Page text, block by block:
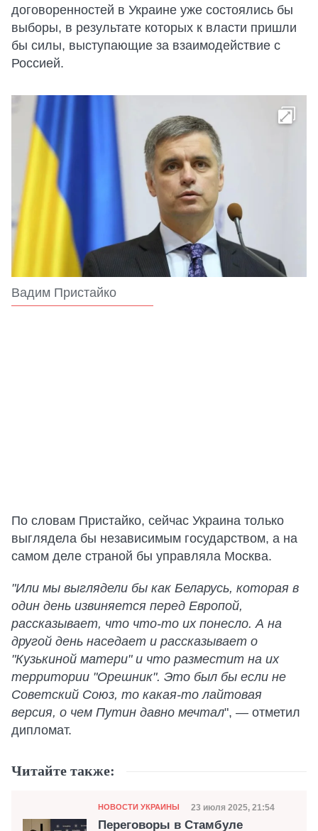
договоренностей в Украине уже состоялись бы
выборы, в результате которых к власти пришли
бы силы, выступающие за взаимодействие с
Россией.
Вадим Пристайко
По словам Пристайко, сейчас Украина только
выглядела бы независимым государством, а на
самом деле страной бы управляла Москва.
"Или мы выглядели бы как Беларусь, которая в
один день извиняется перед Европой,
рассказывает, что что-то их понесло. А на
другой день наседает и рассказывает о
"Кузькиной матери" и что разместит на их
территории "Орешник". Это был бы если не
Советский Союз, то какая-то лайтовая
версия, о чем Путин давно мечтал", — отметил
дипломат.
Читайте также:
Категория
НОВОСТИ УКРАИНЫ Дата публикации
23 июля 2025, 21:54
Переговоры в Стамбуле